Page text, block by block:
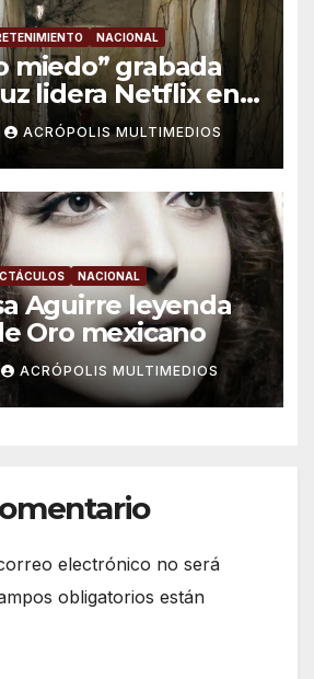
NACIONAL
miedo” grabada
lidera Netflix en
ACRÓPOLIS MULTIMEDIOS
NACIONAL
Aguirre leyenda
Oro mexicano
ACRÓPOLIS MULTIMEDIOS
electrónico no será
obligatorios están